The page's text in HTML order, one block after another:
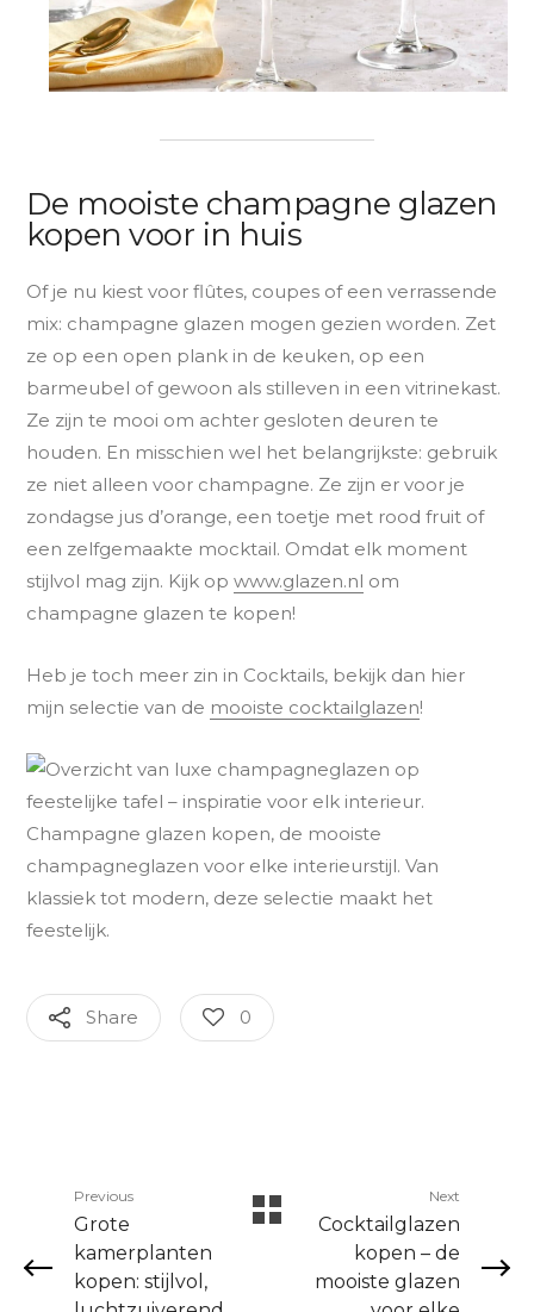
De mooiste champagne glazen
kopen voor in huis
Of je nu kiest voor flûtes, coupes of een verrassende
mix: champagne glazen mogen gezien worden. Zet
ze op een open plank in de keuken, op een
barmeubel of gewoon als stilleven in een vitrinekast.
Ze zijn te mooi om achter gesloten deuren te
houden. En misschien wel het belangrijkste: gebruik
ze niet alleen voor champagne. Ze zijn er voor je
zondagse jus d’orange, een toetje met rood fruit of
een zelfgemaakte mocktail. Omdat elk moment
stijlvol mag zijn. Kijk opwww.glazen.nl om
champagne glazen te kopen!
Heb je toch meer zin in Cocktails, bekijk dan hier
mijn selectie van de mooiste cocktailglazen!
Share 0
Previous
Grote
kamerplanten
kopen: stijlvol,
Next
Cocktailglazen
kopen – de
mooiste glazen